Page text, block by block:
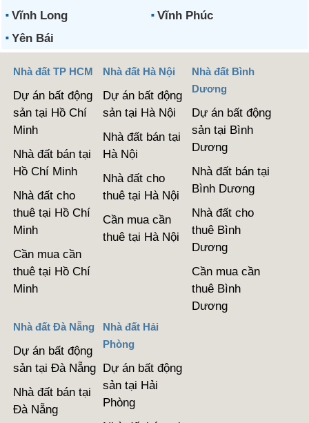
Vĩnh Long
Vĩnh Phúc
Yên Bái
Nhà đất TP HCM
Dự án bất động
sản tại Hồ Chí
Minh
Nhà đất bán tại
Hồ Chí Minh
Nhà đất cho
thuê tại Hồ Chí
Minh
Cần mua cần
thuê tại Hồ Chí
Minh
Nhà đất Hà Nội
Dự án bất động
sản tại Hà Nội
Nhà đất bán tại
Hà Nội
Nhà đất cho
thuê tại Hà Nội
Cần mua cần
thuê tại Hà Nội
Nhà đất Bình
Dương
Dự án bất động
sản tại Bình
Dương
Nhà đất bán tại
Bình Dương
Nhà đất cho
thuê Bình
Dương
Cần mua cần
thuê Bình
Dương
Nhà đất Đà Nẵng
Dự án bất động
sản tại Đà Nẵng
Nhà đất bán tại
Đà Nẵng
Nhà đất Hải
Phòng
Dự án bất động
sản tại Hải
Phòng